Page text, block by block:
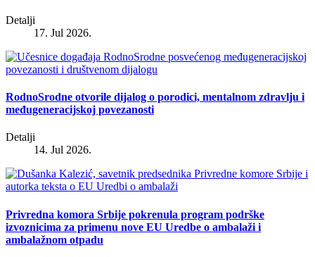
Detalji
17. Jul 2026.
RodnoSrodne otvorile dijalog o porodici, mentalnom zdravlju i
međugeneracijskoj povezanosti
Detalji
14. Jul 2026.
Privredna komora Srbije pokrenula program podrške
izvoznicima za primenu nove EU Uredbe o ambalaži i
ambalažnom otpadu